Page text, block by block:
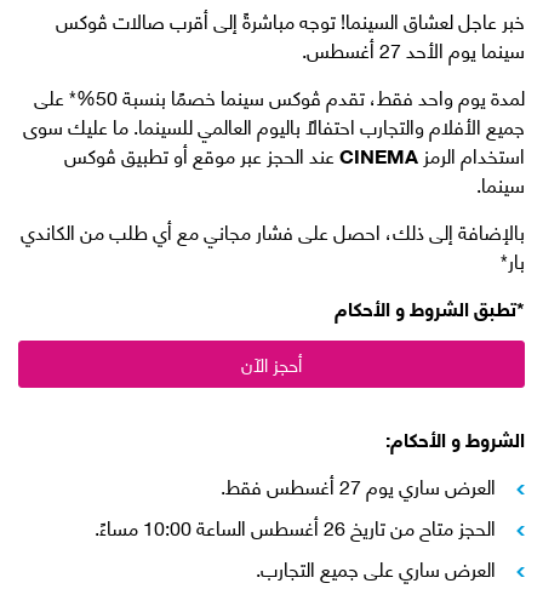
خبر عاجل لعشاق السينما! توجه مباشرةً إلى أقرب صالات ڤوكس
سينما يوم الأحد 27 أغسطس.
لمدة يوم واحد فقط، تقدم ڤوكس سينما خصمًا بنسبة 50%* على
جميع الأفلام والتجارب احتفالاً باليوم العالمي للسينما. ما عليك سوى
استخدام الرمزCINEMAعند الحجز عبر موقع أو تطبيق ڤوكس
سينما.
بالإضافة إلى ذلك، احصل على فشار مجاني مع أي طلب من الكاندي
بار*
*تطبق الشروط و الأحكام
أحجز الآن
الشروط و الأحكام:
العرض ساري يوم 27 أغسطس فقط.
الحجز متاح من تاريخ 26 أغسطس الساعة 10:00 مساءً.
العرض ساري على جميع التجارب.